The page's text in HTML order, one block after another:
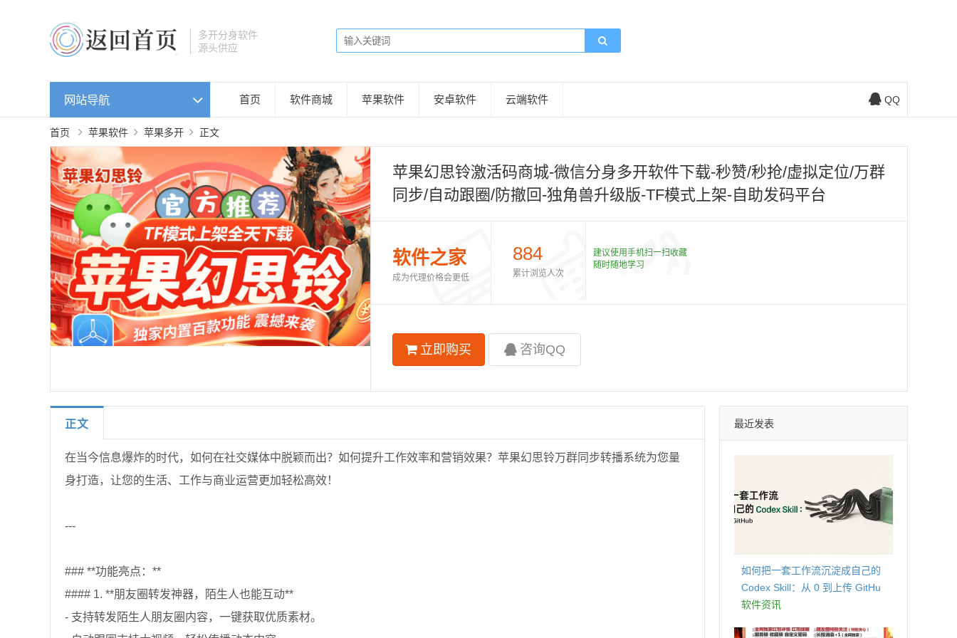
多开分身软件
源头供应
网站导航 首页 软件商城 苹果软件 安卓软件 云端软件 QQ
首页 苹果软件 苹果多开 正文
苹果幻思铃激活码商城-微信分身多开软件下载-秒赞/秒抢/虚拟定位/万群
同步/自动跟圈/防撤回-独角兽升级版-TF模式上架-自助发码平台
软件之家
成为代理价格会更低
884
累计浏览人次
建议使用手机扫一扫收藏
随时随地学习
立即购买 咨询QQ
正文
在当今信息爆炸的时代，如何在社交媒体中脱颖而出？如何提升工作效率和营销效果？苹果幻思铃万群同步转播系统为您量
身打造，让您的生活、工作与商业运营更加轻松高效！
---
### **功能亮点：**
#### 1. **朋友圈转发神器，陌生人也能互动**
- 支持转发陌生人朋友圈内容，一键获取优质素材。
最近发表
如何把一套工作流沉淀成自己的
Codex Skill：从 0 到上传 GitHu
b
软件资讯